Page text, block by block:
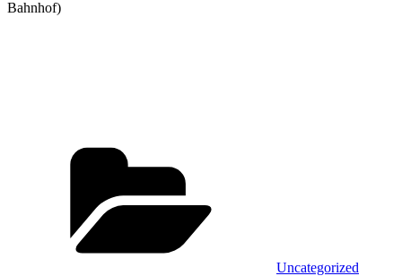
Bahnhof)
Uncategorized